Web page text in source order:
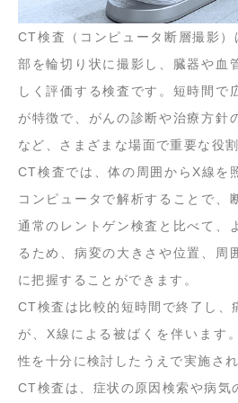
CT検査（コンピュータ断層撮影
部を輪切り状に撮影し、臓器や血
しく評価する検査です。短時間で
が特徴で、がんの診断や治療方針
など、さまざまな場面で重要な役
CT検査では、体の周囲からX線を
コンピュータで解析することで、
通常のレントゲン検査と比べて、
るため、病変の大きさや位置、周
に把握することができます。
CT検査は比較的短時間で終了し、
が、X線による被ばくを伴います
性を十分に検討したうえで実施され
CT検査は、症状の原因検索や病気